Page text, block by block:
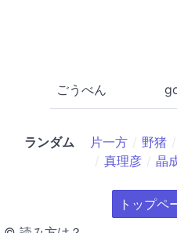
ごうべん
ランダム 片一方 野猪
真理彦
晶
トップペ